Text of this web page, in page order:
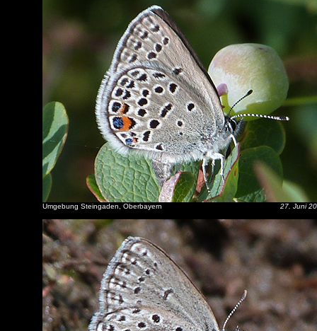
Umgebung Steingaden, Oberbayern 27. Juni